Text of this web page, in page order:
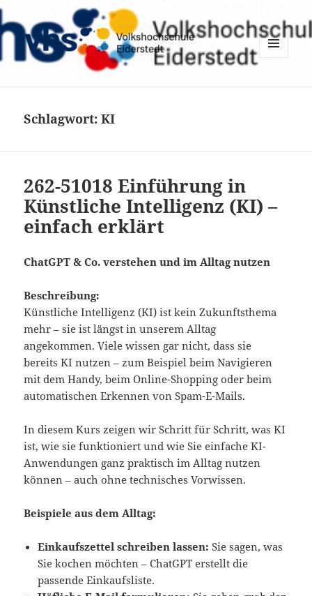
Schlagwort:KI
262-51018 Einführung in
Künstliche Intelligenz (KI) –
einfach erklärt
ChatGPT & Co. verstehen und im Alltag nutzen
Beschreibung:
Künstliche Intelligenz (KI) ist kein Zukunftsthema
mehr – sie ist längst in unserem Alltag
angekommen. Viele wissen gar nicht, dass sie
bereits KI nutzen – zum Beispiel beim Navigieren
mit dem Handy, beim Online-Shopping oder beim
automatischen Erkennen von Spam-E-Mails.
In diesem Kurs zeigen wir Schritt für Schritt, was KI
ist, wie sie funktioniert und wie Sie einfache KI-
Anwendungen ganz praktisch im Alltag nutzen
können – auch ohne technisches Vorwissen.
Beispiele aus dem Alltag:
Einkaufszettel schreiben lassen: Sie sagen, was
Sie kochen möchten – ChatGPT erstellt die
passende Einkaufsliste.